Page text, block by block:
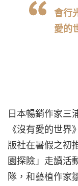
會行
愛的
日本暢銷作家三
《沒有愛的世界
版社在暑假之初
園探險」走讀活
隊，和藝植作家